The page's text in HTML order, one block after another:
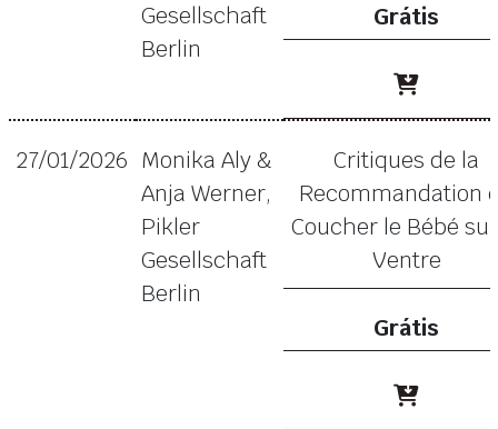
Gesellschaft
Berlin
Grátis
27/01/2026 Monika Aly &
Anja Werner,
Pikler
Gesellschaft
Berlin
Critiques de la
Recommandation
Coucher le Bébé
Ventre
Grátis